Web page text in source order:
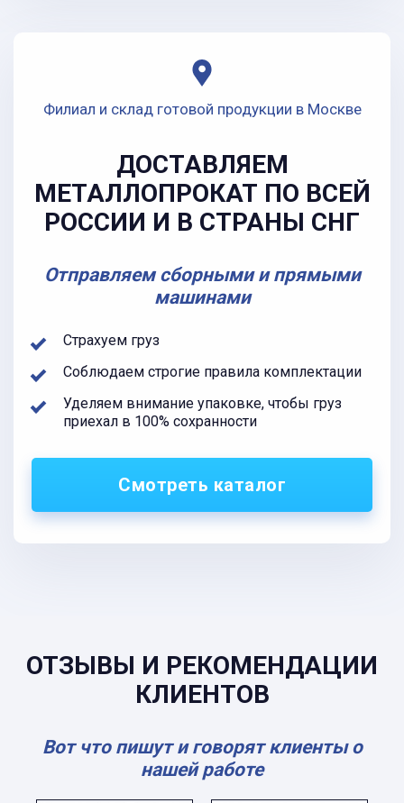
Филиал и склад готовой продукции в Москве
ДОСТАВЛЯЕМ
МЕТАЛЛОПРОКАТ ПО ВСЕЙ
РОССИИ И В СТРАНЫ СНГ
Отправляем сборными и прямыми
машинами
Страхуем груз
Соблюдаем строгие правила комплектации
Уделяем внимание упаковке, чтобы груз
приехал в 100% сохранности
Смотреть каталог
ОТЗЫВЫ И РЕКОМЕНДАЦИИ
КЛИЕНТОВ
Вот что пишут и говорят клиенты о
нашей работе